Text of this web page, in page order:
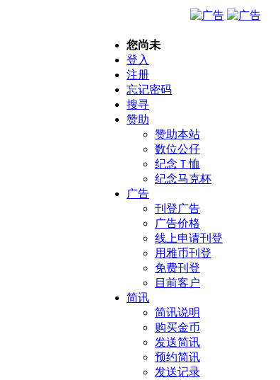
您尚未
登入
注册
忘记密码
搜寻
赞助
赞助本站
数位公仔
纪念Ｔ恤
纪念马克杯
广告
刊登广告
广告价格
线上申请刊登
用雅币刊登
免费刊登
目前客户
简讯
简讯说明
购买金币
发送简讯
预约简讯
发送记录